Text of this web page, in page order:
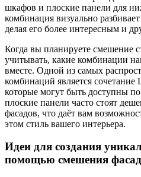
шкафов и плоские панели для
комбинация визуально
делая его более интересным и
Когда вы планируете смешение
учитывать, какие комбинации
вместе. Одной из самых
комбинаций является
которые могут быть доступны
плоские панели часто стоят
фасадов, что даёт вам
этом стиль вашего интерьера.
Идеи для создания
помощью смешения